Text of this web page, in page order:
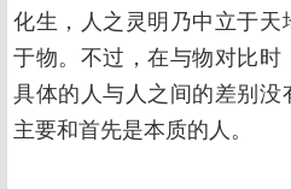
化生，人之灵明乃中立于天
于物。不过，在与物对比时
具体的人与人之间的差别没
主要和首先是本质的人。